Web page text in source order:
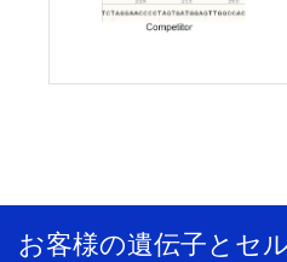
お客様の遺伝子とセ